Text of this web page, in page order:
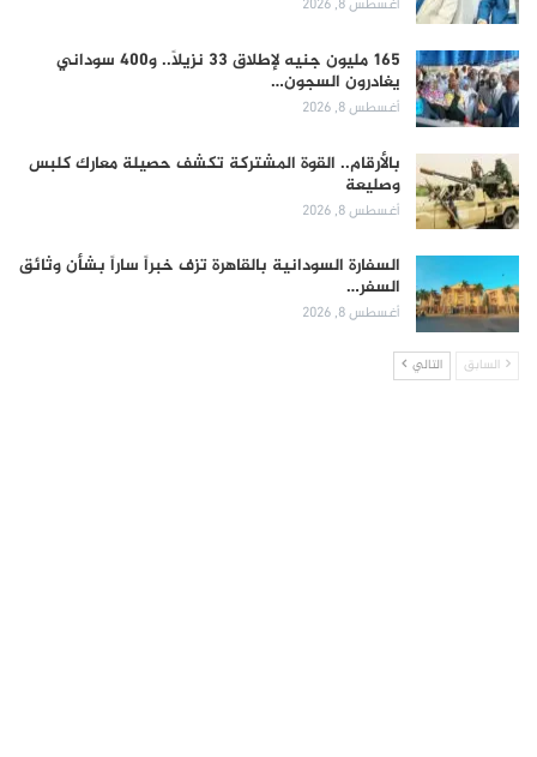
أغسطس 8, 2026
165 مليون جنيه لإطلاق 33 نزيلاً.. و400 سوداني
يغادرون السجون…
أغسطس 8, 2026
بالأرقام.. القوة المشتركة تكشف حصيلة معارك كلبس
وصليعة
أغسطس 8, 2026
السفارة السودانية بالقاهرة تزف خبراً ساراً بشأن وثائق
السفر…
أغسطس 8, 2026
السابق التالي